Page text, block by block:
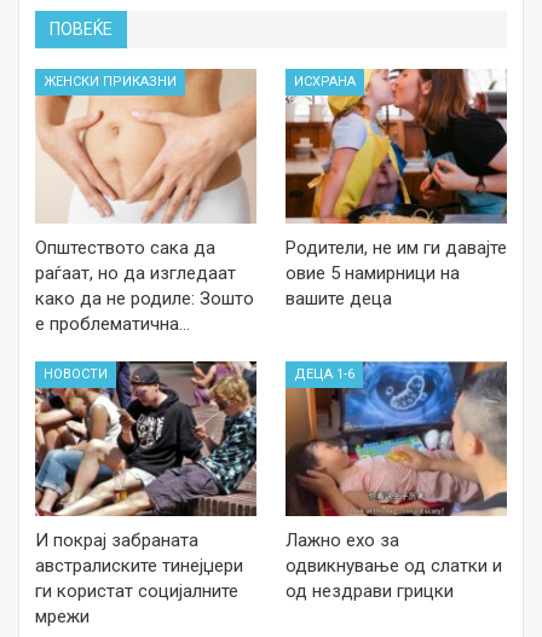
ПОВЕЌЕ
ЖЕНСКИ ПРИКАЗНИ
Општеството сака да
раѓаат, но да изгледаат
како да не родиле: Зошто
е проблематична…
ИСХРАНА
Родители, не им ги давајте
овие 5 намирници на
вашите деца
НОВОСТИ
И покрај забраната
австралиските тинејџери
ги користат социјалните
мрежи
ДЕЦА 1-6
Лажно ехо за
одвикнување од слатки и
од нездрави грицки